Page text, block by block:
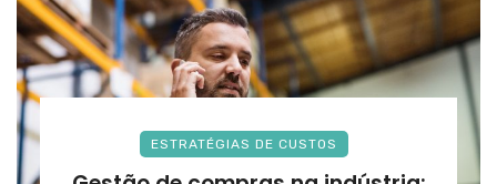
ESTRATÉGIAS DE CUSTOS